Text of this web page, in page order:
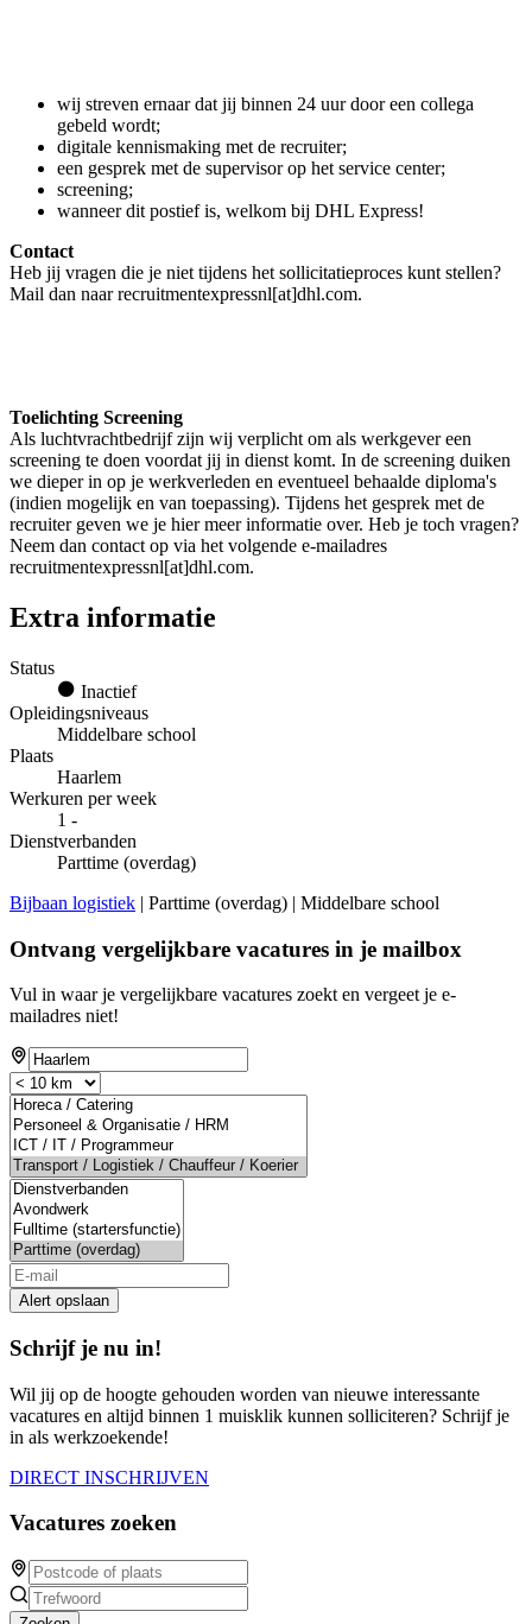
wij streven ernaar dat jij binnen 24 uur door een collega
gebeld wordt;
digitale kennismaking met de recruiter;
een gesprek met de supervisor op het service center;
screening;
wanneer dit postief is, welkom bij DHL Express!
Contact
Heb jij vragen die je niet tijdens het sollicitatieproces kunt stellen?
Mail dan naar recruitmentexpressnl[at]dhl.com.
Toelichting Screening
Als luchtvrachtbedrijf zijn wij verplicht om als werkgever een
screening te doen voordat jij in dienst komt. In de screening duiken
we dieper in op je werkverleden en eventueel behaalde diploma's
(indien mogelijk en van toepassing). Tijdens het gesprek met de
recruiter geven we je hier meer informatie over. Heb je toch vragen?
Neem dan contact op via het volgende e-mailadres
recruitmentexpressnl[at]dhl.com.
Extra informatie
Status
Inactief
Opleidingsniveaus
Middelbare school
Plaats
Haarlem
Werkuren per week
1 -
Dienstverbanden
Parttime (overdag)
Bijbaan logistiek | Parttime (overdag) | Middelbare school
Ontvang vergelijkbare vacatures in je mailbox
Vul in waar je vergelijkbare vacatures zoekt en vergeet je e-
mailadres niet!
If
you
are
a
human,
ignore
this
field
Alert opslaan
Schrijf je nu in!
Wil jij op de hoogte gehouden worden van nieuwe interessante
vacatures en altijd binnen 1 muisklik kunnen solliciteren? Schrijf je
in als werkzoekende!
DIRECT INSCHRIJVEN
Vacatures zoeken